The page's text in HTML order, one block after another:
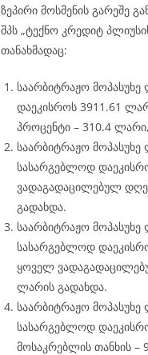
ზეპირი მოსმენის გარეშე
შპს „ტექნო კრედიტ
თანახმადაც:
საარბიტრაჟო
დაეკისროს 3911.61
პროცენტი – 310.4
საარბიტრაჟო მოპასუხე
სასარგებლოდ
ვადაგადაცილებულ
გადახდა.
საარბიტრაჟო მოპასუხე
სასარგებლოდ
ყოველ
ლარის გადახდა.
საარბიტრაჟო მოპასუხე
სასარგებლოდ
მოსაკრებლის თანხის –